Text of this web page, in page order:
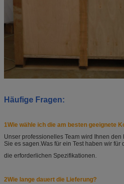
Häufige Fragen:
1Wie wähle ich die am besten geeignete
Unser professionelles Team wird Ihnen
Sie es sagen.Was für ein Test haben wir für
die erforderlichen Spezifikationen.
2Wie lange dauert die Lieferung?